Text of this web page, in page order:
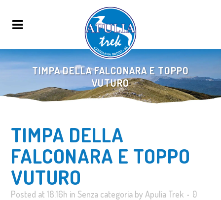
TIMPA DELLA FALCONARA E TOPPO
VUTURO
TIMPA DELLA
FALCONARA E TOPPO
VUTURO
Posted at 18:16h in Senza categoria byApulia Trek
0